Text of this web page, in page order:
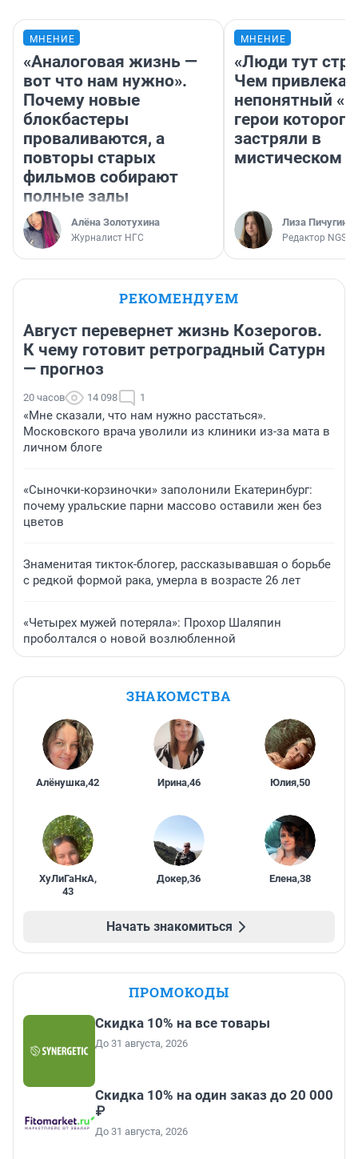
МНЕНИЕ
«Аналоговая жизнь —
вот что нам нужно».
Почему новые
блокбастеры
проваливаются, а
повторы старых
фильмов собирают
полные залы
Алёна Золотухина
Журналист НГС
МНЕНИЕ
«Люди тут
Чем
непонятный
герои которого
застряли в
мистическом
Лиза Пичугина
Редактор
РЕКОМЕНДУЕМ
Август перевернет жизнь Козерогов.
К чему готовит ретроградный Сатурн
— прогноз
20 часов 14 098 1
«Мне сказали, что нам нужно расстаться».
Московского врача уволили из клиники из-за мата в
личном блоге
«Сыночки-корзиночки» заполонили Екатеринбург:
почему уральские парни массово оставили жен без
цветов
Знаменитая тикток-блогер, рассказывавшая о борьбе
с редкой формой рака, умерла в возрасте 26 лет
«Четырех мужей потеряла»: Прохор Шаляпин
проболтался о новой возлюбленной
ЗНАКОМСТВА
Алёнушка,42 Ирина,46 Юлия,50
ХуЛиГаНкА,
43
Докер,36 Елена,38
Начать знакомиться
ПРОМОКОДЫ
Скидка 10% на все товары
До 31 августа, 2026
Скидка 10% на один заказ до 20 000
₽
До 31 августа, 2026